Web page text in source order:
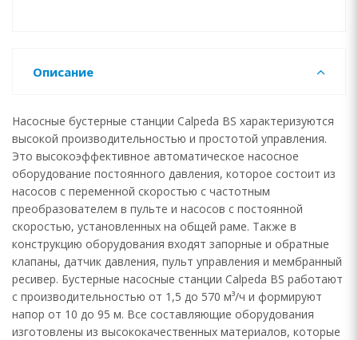
Описание
Насосные бустерные станции Calpeda BS характеризуются
высокой производительностью и простотой управления.
Это высокоэффективное автоматическое насосное
оборудование постоянного давления, которое состоит из
насосов с переменной скоростью с частотным
преобразователем в пульте и насосов с постоянной
скоростью, установленных на общей раме. Также в
конструкцию оборудования входят запорные и обратные
клапаны, датчик давления, пульт управления и мембранный
ресивер. Бустерные насосные станции Calpeda BS работают
с производительностью от 1,5 до 570 м³/ч и формируют
напор от 10 до 95 м. Все составляющие оборудования
изготовлены из высококачественных материалов, которые